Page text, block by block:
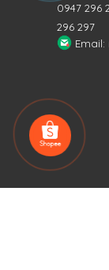
0947 296
296 297